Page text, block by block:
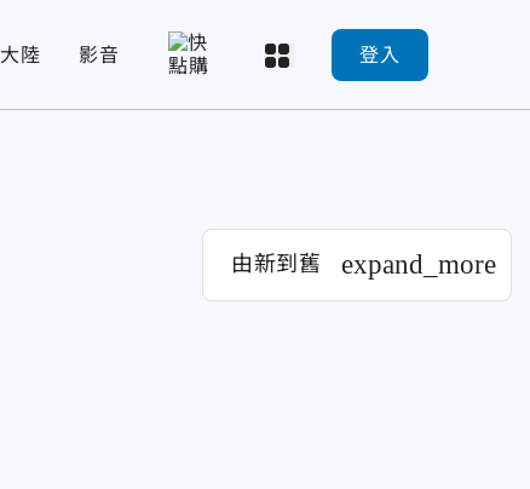
大陸 影音 登入
由新到舊 expand_more